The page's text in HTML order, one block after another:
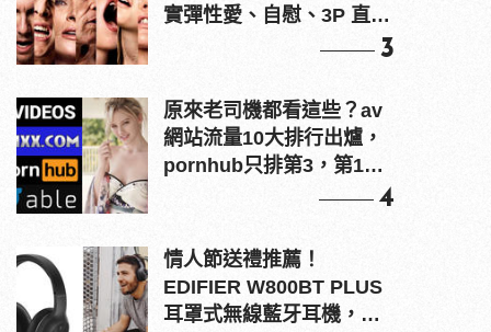
實彈性愛、自慰、3P 直接
3
原來老司機都看這些？av
網站流量10大排行出爐，
pornhub只排第3，第1名
4
情人節送禮推薦！
EDIFIER W800BT PLUS
耳罩式無線藍牙耳機，在